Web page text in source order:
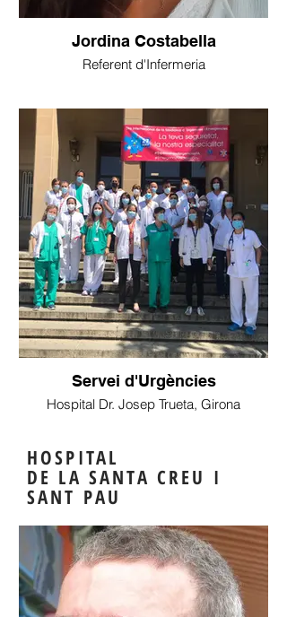
Jordina Costabella
Referent d'Infermeria
Servei d'Urgències
Hospital Dr. Josep Trueta, Girona
HOSPITAL
DE LA SANTA CREU I
SANT PAU